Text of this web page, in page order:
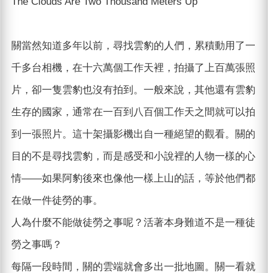
關當然知道多年以前，尋找雲豹的人們，累積動用了一
千多台相機，在十六萬個工作天裡，拍攝了上百萬張照
片，卻一隻雲豹也沒有拍到。一般來說，其他還有雲豹
生存的國家，通常在一百到八百個工作天之間就可以拍
到一張照片。這十架攝影機出自一種絕望的觀看。關的
目的不是尋找雲豹，而是感受和小說裡的人物一樣的心
情――如果阿豹後來也像他一樣上山的話，等於他們都
在做一件徒勞的事。
人為什麼不能做徒勞之事呢？活著本身難道不是一種徒
勞之事嗎？
每隔一段時間，關的雲端就會多出一批地圖。關一看就